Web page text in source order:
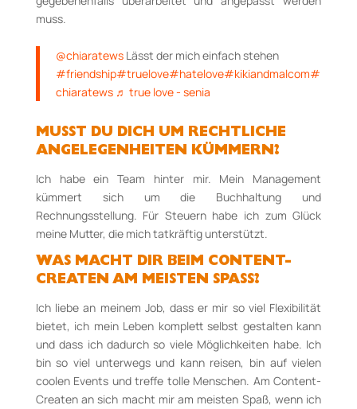
muss.
@chiaratewsLässt der mich einfach stehen
#friendship#truelove#hatelove#kikiandmalcom#
chiaratews ♬ true love - senia
MUSST DU DICH UM RECHTLICHE
ANGELEGENHEITEN KÜMMERN?
Ich habe ein Team hinter mir. Mein Management
kümmert sich um die Buchhaltung und
Rechnungsstellung. Für Steuern habe ich zum Glück
meine Mutter, die mich tatkräftig unterstützt.
WAS MACHT DIR BEIM CONTENT-
CREATEN AM MEISTEN SPASS?
Ich liebe an meinem Job, dass er mir so viel Flexibilität
bietet, ich mein Leben komplett selbst gestalten kann
und dass ich dadurch so viele Möglichkeiten habe. Ich
bin so viel unterwegs und kann reisen, bin auf vielen
coolen Events und treffe tolle Menschen. Am Content-
Createn an sich macht mir am meisten Spaß, wenn ich